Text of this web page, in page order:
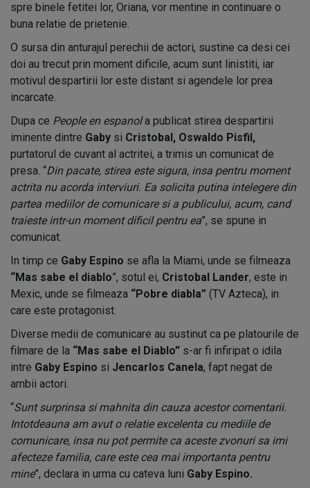
spre binele fetitei lor, Oriana, vor mentine in continuare o
buna relatie de prietenie.
O sursa din anturajul perechii de actori, sustine ca desi cei
doi au trecut prin moment dificile, acum sunt linistiti, iar
motivul despartirii lor este distant si agendele lor prea
incarcate.
Dupa ce People en espanola publicat stirea despartirii
iminente dintre Gaby si Cristobal, Oswaldo Pisfil,
purtatorul de cuvant al actritei, a trimis un comunicat de
presa. “Din pacate, stirea este sigura, insa pentru moment
actrita nu acorda interviuri. Ea solicita putina intelegere din
partea mediilor de comunicare si a publicului, acum, cand
traieste intr-un moment dificil pentru ea”, se spune in
comunicat.
In timp ce Gaby Espino se afla la Miami, unde se filmeaza
“Mas sabe el diablo”, sotul ei, Cristobal Lander, este in
Mexic, unde se filmeaza “Pobre diabla” (TV Azteca), in
care este protagonist.
Diverse medii de comunicare au sustinut ca pe platourile de
filmare de la “Mas sabe el Diablo” s-ar fi infiripat o idila
intre Gaby Espino si Jencarlos Canela, fapt negat de
ambii actori.
“Sunt surprinsa si mahnita din cauza acestor comentarii.
Intotdeauna am avut o relatie excelenta cu mediile de
comunicare, insa nu pot permite ca aceste zvonuri sa imi
afecteze familia, care este cea mai importanta pentru
mine”, declara in urma cu cateva luni Gaby Espino.